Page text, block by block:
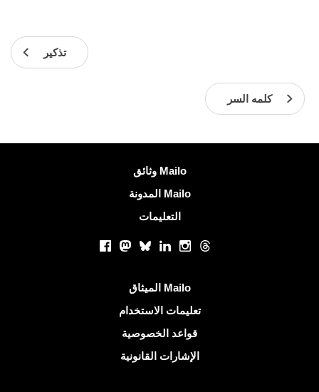
تذكير
كلمه السر
وثائق Mailo
المدونة Mailo
التعليمات
Facebook
Mastodon
BlueskyLinkedInInstagram
Threads
الميثاق Mailo
تعليمات الاستخدام
قواعد الخصوصية
الإشارات القانونية